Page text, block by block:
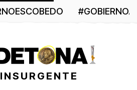
INSURGENTE